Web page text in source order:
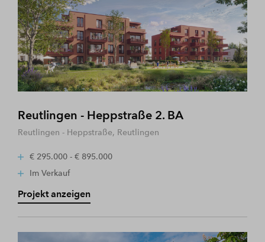
Reutlingen - Heppstraße 2. BA
Reutlingen - Heppstraße, Reutlingen
€ 295.000 - € 895.000
Im Verkauf
Projekt anzeigen